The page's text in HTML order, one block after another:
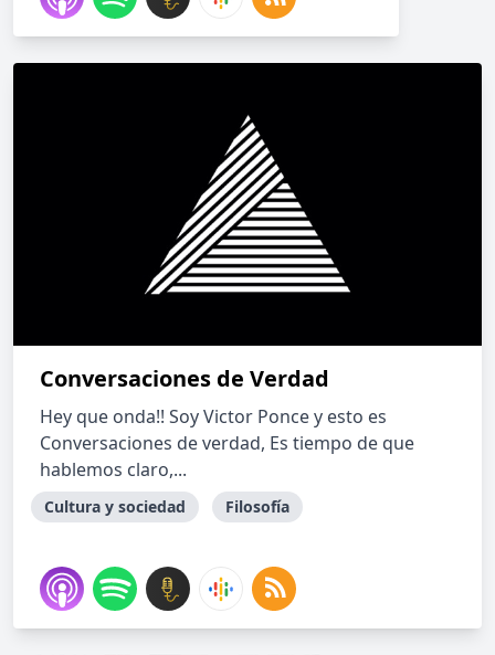
Conversaciones de Verdad
Hey que onda!! Soy Victor Ponce y esto es
Conversaciones de verdad, Es tiempo de que
hablemos claro,...
Cultura y sociedad Filosofía